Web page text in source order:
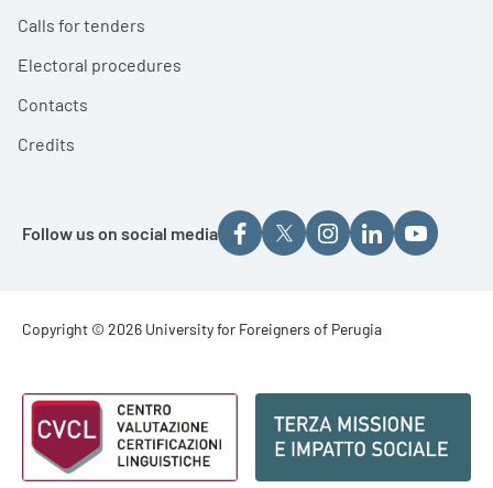
Calls for tenders
Electoral procedures
Contacts
Credits
Follow us on social media
Footer - Copyright
Copyright © 2026 University for Foreigners of Perugia
Footer - Loghi